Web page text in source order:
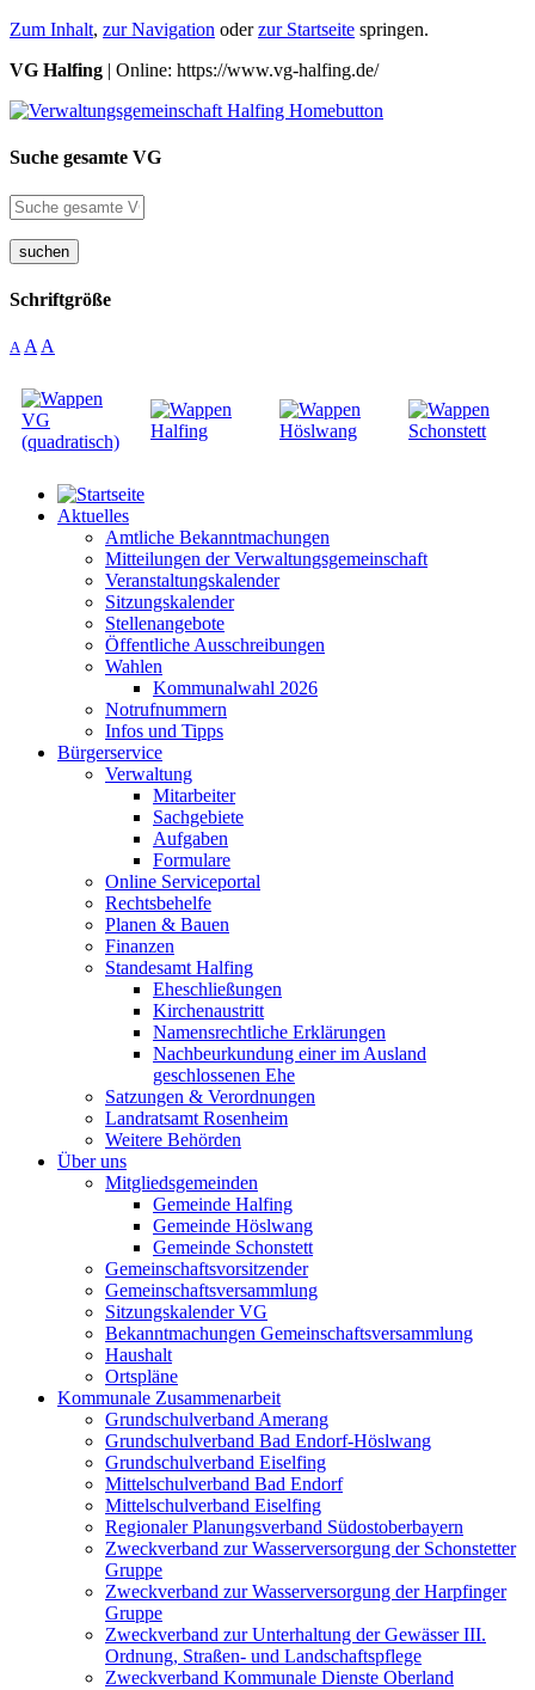
Zum Inhalt, zur Navigation oderzur Startseite springen.
VG Halfing | Online: https://www.vg-halfing.de/
Suche gesamte VG
suchen
Schriftgröße
A A A
Aktuelles
Amtliche Bekanntmachungen
Mitteilungen der Verwaltungsgemeinschaft
Veranstaltungskalender
Sitzungskalender
Stellenangebote
Öffentliche Ausschreibungen
Wahlen
Kommunalwahl 2026
Notrufnummern
Infos und Tipps
Bürgerservice
Verwaltung
Mitarbeiter
Sachgebiete
Aufgaben
Formulare
Online Serviceportal
Rechtsbehelfe
Planen & Bauen
Finanzen
Standesamt Halfing
Eheschließungen
Kirchenaustritt
Namensrechtliche Erklärungen
Nachbeurkundung einer im Ausland
geschlossenen Ehe
Satzungen & Verordnungen
Landratsamt Rosenheim
Weitere Behörden
Über uns
Mitgliedsgemeinden
Gemeinde Halfing
Gemeinde Höslwang
Gemeinde Schonstett
Gemeinschaftsvorsitzender
Gemeinschaftsversammlung
Sitzungskalender VG
Bekanntmachungen Gemeinschaftsversammlung
Haushalt
Ortspläne
Kommunale Zusammenarbeit
Grundschulverband Amerang
Grundschulverband Bad Endorf-Höslwang
Grundschulverband Eiselfing
Mittelschulverband Bad Endorf
Mittelschulverband Eiselfing
Regionaler Planungsverband Südostoberbayern
Zweckverband zur Wasserversorgung der Schonstetter
Gruppe
Zweckverband zur Wasserversorgung der Harpfinger
Gruppe
Zweckverband zur Unterhaltung der Gewässer III.
Ordnung, Straßen- und Landschaftspflege
Zweckverband Kommunale Dienste Oberland